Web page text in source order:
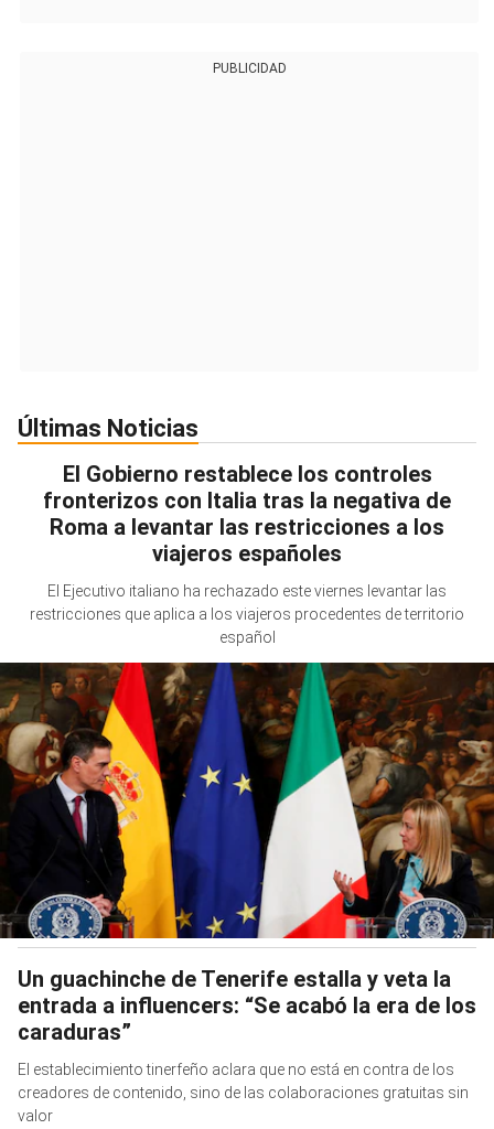
PUBLICIDAD
Últimas Noticias
El Gobierno restablece los controles
fronterizos con Italia tras la negativa de
Roma a levantar las restricciones a los
viajeros españoles
El Ejecutivo italiano ha rechazado este viernes levantar las
restricciones que aplica a los viajeros procedentes de territorio
español
Un guachinche de Tenerife estalla y veta la
entrada a influencers: “Se acabó la era de los
caraduras”
El establecimiento tinerfeño aclara que no está en contra de los
creadores de contenido, sino de las colaboraciones gratuitas sin
valor